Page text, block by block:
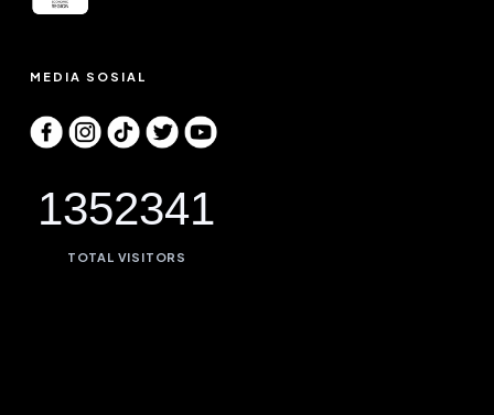
MEDIA SOSIAL
1352341
TOTAL VISITORS